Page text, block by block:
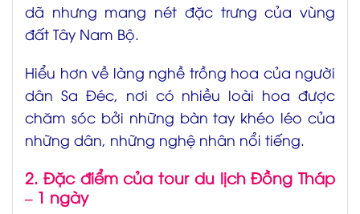
dã nhưng mang nét đặc trưng của vùng
đất Tây Nam Bộ.
Hiểu hơn về làng nghề trồng hoa của người
dân Sa Đéc, nơi có nhiều loài hoa được
chăm sóc bởi những bàn tay khéo léo của
những dân, những nghệ nhân nổi tiếng.
2. Đặc điểm của tour du lịch Đồng Tháp
– 1 ngày